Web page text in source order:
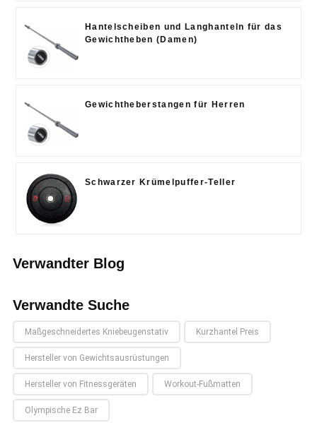
Hantelscheiben und Langhanteln für das
Gewichtheben (Damen)
Gewichtheberstangen für Herren
Schwarzer Krümelpuffer-Teller
Verwandter Blog
Verwandte Suche
Maßgeschneidertes Kniebeugenstativ Kurzhantel Preis
Hersteller von Gewichtsausrüstungen
Hersteller von Fitnessgeräten Workout-Fußmatten
Olympische Ez Bar